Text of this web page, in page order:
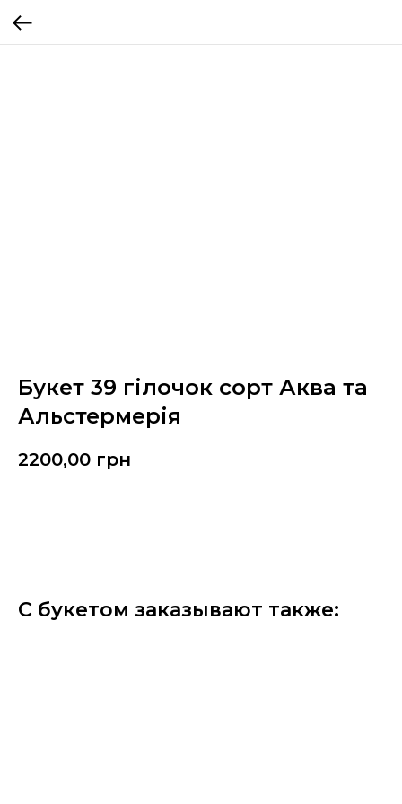
Букет 39 гілочок сорт Аква та
Альстермерія
2200,00 грн
С букетом заказывают также: